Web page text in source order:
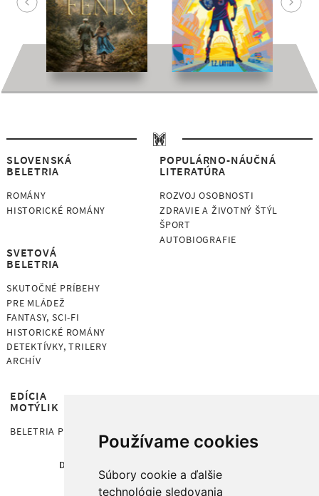
Používame cookies
Súbory cookie a ďalšie
technológie sledovania
SLOVENSKÁ
BELETRIA
ROMÁNY
HISTORICKÉ ROMÁNY
POPULÁRNO-NÁUČNÁ
LITERATÚRA
ROZVOJ OSOBNOSTI
ZDRAVIE A ŽIVOTNÝ ŠTÝL
ŠPORT
AUTOBIOGRAFIE
SVETOVÁ
BELETRIA
SKUTOČNÉ PRÍBEHY
PRE MLÁDEŽ
FANTASY, SCI-FI
HISTORICKÉ ROMÁNY
DETEKTÍVKY, TRILERY
ARCHÍV
EDÍCIA
MOTÝLIK
BELETRIA PRE DETI OD 7 ROKOV
DOMOV
PRIPRAVUJEME
NEWSLETTER